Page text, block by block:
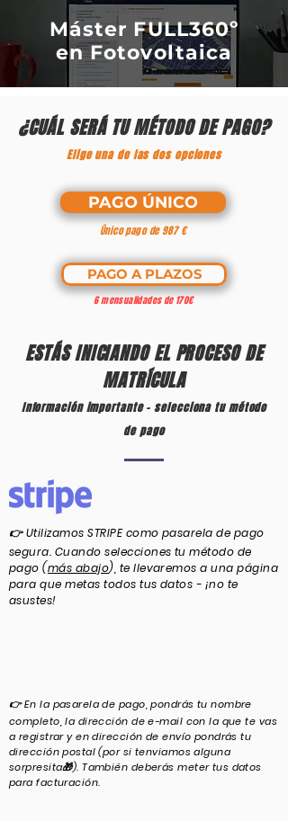
Máster FULL360º
en Fotovoltaica
¿CUÁL SERÁ TU MÉTODO DE PAGO?
Elige una de las dos opciones
PAGO ÚNICO
Único pago de 987 €
PAGO A PLAZOS
6 mensualidades de 170€
ESTÁS INICIANDO EL PROCESO DE
MATRÍCULA
Información importante - selecciona tu método
de pago
👉 Utilizamos STRIPE como pasarela de pago
segura. Cuando selecciones tu método de
pago (más abajo), te llevaremos a una página
para que metas todos tus datos - ¡no te
asustes!
👉 En la pasarela de pago, pondrás tu nombre
completo, la dirección de e-mail con la que te vas
a registrar y en dirección de envío pondrás tu
dirección postal (por si tenviamos alguna
sorpresita🎁). También deberás meter tus datos
para facturación.